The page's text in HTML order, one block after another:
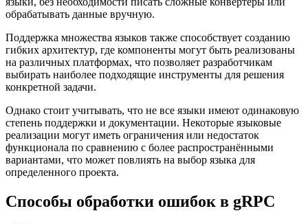
обрабатывать данные вручную.
Поддержка множества языков также способствует созданию
гибких архитектур, где компоненты могут быть реализованы
на различных платформах, что позволяет разработчикам
выбирать наиболее подходящие инструменты для решения
конкретной задачи.
Однако стоит учитывать, что не все языки имеют одинаковую
степень поддержки и документации. Некоторые языковые
реализации могут иметь ограничения или недостаток
функционала по сравнению с более распространёнными
вариантами, что может повлиять на выбор языка для
определенного проекта.
Способы обработки ошибок в gRPC